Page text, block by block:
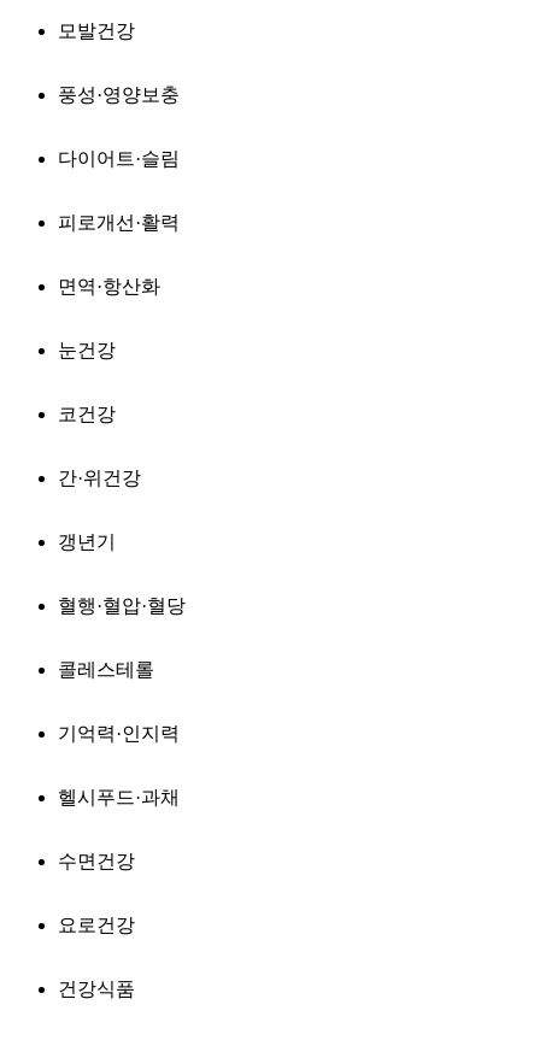
모발건강
풍성·영양보충
다이어트·슬림
피로개선·활력
면역·항산화
눈건강
코건강
간·위건강
갱년기
혈행·혈압·혈당
콜레스테롤
기억력·인지력
헬시푸드·과채
수면건강
요로건강
건강식품